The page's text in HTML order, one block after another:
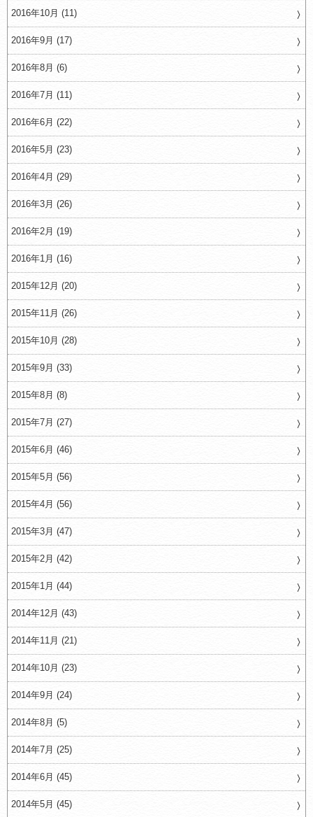
2016年10月 (11)
2016年9月 (17)
2016年8月 (6)
2016年7月 (11)
2016年6月 (22)
2016年5月 (23)
2016年4月 (29)
2016年3月 (26)
2016年2月 (19)
2016年1月 (16)
2015年12月 (20)
2015年11月 (26)
2015年10月 (28)
2015年9月 (33)
2015年8月 (8)
2015年7月 (27)
2015年6月 (46)
2015年5月 (56)
2015年4月 (56)
2015年3月 (47)
2015年2月 (42)
2015年1月 (44)
2014年12月 (43)
2014年11月 (21)
2014年10月 (23)
2014年9月 (24)
2014年8月 (5)
2014年7月 (25)
2014年6月 (45)
2014年5月 (45)